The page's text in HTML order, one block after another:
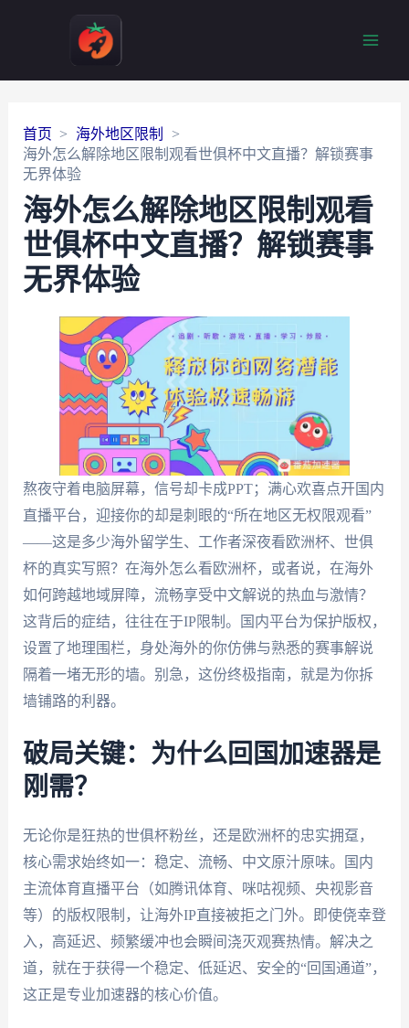
首页
海外地区限制
海外怎么解除地区限制观看世俱杯中文直播？解锁赛事
无界体验
海外怎么解除地区限制观看
世俱杯中文直播？解锁赛事
无界体验
熬夜守着电脑屏幕，信号却卡成PPT；满心欢喜点开国内
直播平台，迎接你的却是刺眼的“所在地区无权限观看”
——这是多少海外留学生、工作者深夜看欧洲杯、世俱
杯的真实写照？在海外怎么看欧洲杯，或者说，在海外
如何跨越地域屏障，流畅享受中文解说的热血与激情？
这背后的症结，往往在于IP限制。国内平台为保护版权，
设置了地理围栏，身处海外的你仿佛与熟悉的赛事解说
隔着一堵无形的墙。别急，这份终极指南，就是为你拆
墙铺路的利器。
破局关键：为什么回国加速器是
刚需？
无论你是狂热的世俱杯粉丝，还是欧洲杯的忠实拥趸，
核心需求始终如一：稳定、流畅、中文原汁原味。国内
主流体育直播平台（如腾讯体育、咪咕视频、央视影音
等）的版权限制，让海外IP直接被拒之门外。即使侥幸登
入，高延迟、频繁缓冲也会瞬间浇灭观赛热情。解决之
道，就在于获得一个稳定、低延迟、安全的“回国通道”，
这正是专业加速器的核心价值。